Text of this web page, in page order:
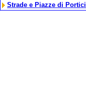
Strade e Piazze di Portici